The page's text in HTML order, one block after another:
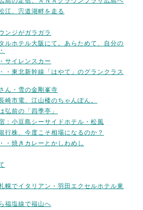
江、宍道湖畔を走る
ンジがガラガラ
ルホテル大阪にて。あらためて、自分の
サイレンスカー
・東北新幹線「はやて」のグランクラス
ん・雪の金剛峯寺
市電、江山楼のちゃんぽん。
弘前の「四季亭」
：小豆島シーサイドホテル・松風
行株、今度こそ相場になるのか？
・焼きカレーとかしわめし
幌でイタリアン・羽田エクセルホテル東
福塩線で福山へ